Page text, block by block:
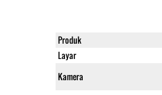
Produk
Layar
Kamera